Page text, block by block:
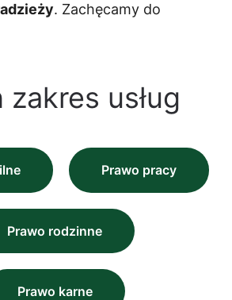
. Zachęcamy do
zakres usług
Prawo pracy
Prawo rodzinne
Prawo karne